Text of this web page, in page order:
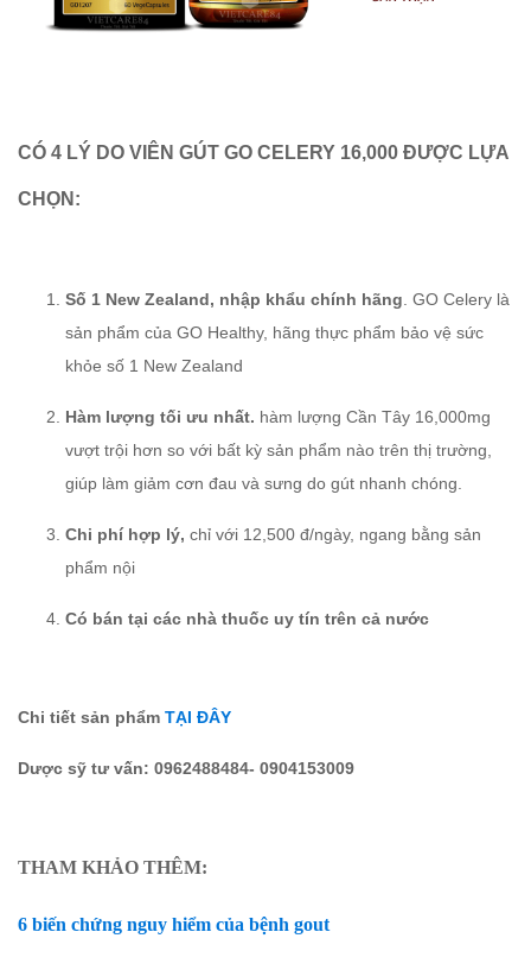
CÓ 4 LÝ DO VIÊN GÚT GO CELERY 16,000 ĐƯỢC LỰA
CHỌN:
Số 1 New Zealand, nhập khẩu chính hãng. GO Celery là
sản phẩm của GO Healthy, hãng thực phẩm bảo vệ sức
khỏe số 1 New Zealand
Hàm lượng tối ưu nhất. hàm lượng Cần Tây 16,000mg
vượt trội hơn so với bất kỳ sản phẩm nào trên thị trường,
giúp làm giảm cơn đau và sưng do gút nhanh chóng.
Chi phí hợp lý, chỉ với 12,500 đ/ngày, ngang bằng sản
phẩm nội
Có bán tại các nhà thuốc uy tín trên cả nước
Chi tiết sản phẩm TẠI ĐÂY
Dược sỹ tư vấn: 0962488484- 0904153009
THAM KHẢO THÊM:
6 biến chứng nguy hiểm của bệnh gout